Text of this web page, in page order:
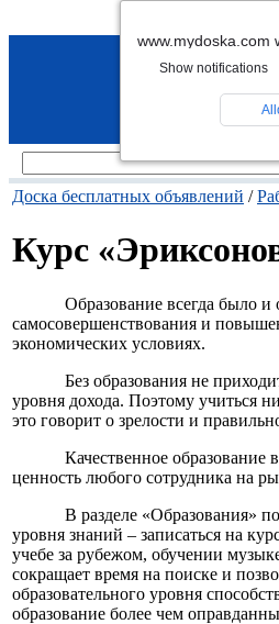
Доска бесплатных объявлений /
Курс
Образование всегда было и
самосовершенствования и
экономических условиях.
Без образования не
уровня дохода. Поэтому учиться
это говорит о зрелости и
Качественное
ценность любого сотрудника на
В разделе «Образования»
уровня знаний – записаться на
учебе за рубежом, обучении
сокращает время на поиске и
образовательного уровня
образование более чем
www.mydoska.com
Show notifications